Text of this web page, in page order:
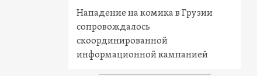
Нападение на комика в Грузии
сопровождалось
скоординированной
информационной кампанией